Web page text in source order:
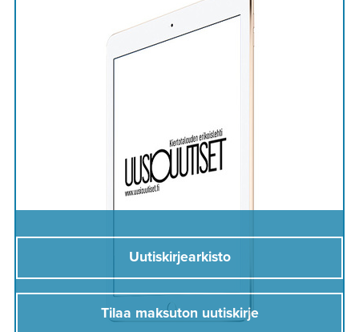
Uutiskirjearkisto
Tilaa maksuton uutiskirje